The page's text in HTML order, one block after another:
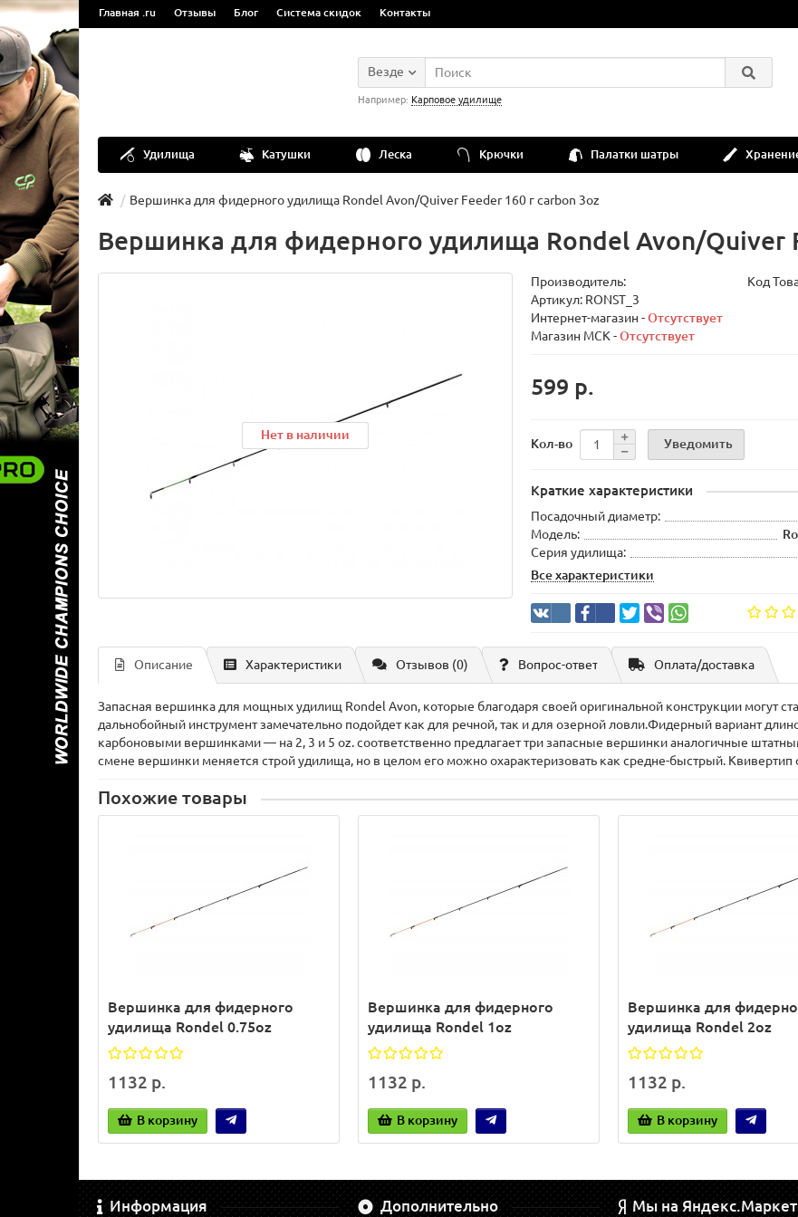
Главная .ru Отзывы Блог Система скидок Контакты
Везде
Например: Карповое удилище
Удилища Катушки Леска Крючки Палатки шатры
Вершинка для фидерного удилища Rondel Avon/Quiver Feeder 160 г carbon 3oz
Вершинка для фидерного удилища Rondel Avon/Quiver
Нет в наличии
Нет в наличии
Нет в наличии
Производитель: Код
Артикул: RONST_3
Интернет-магазин -Отсутствует
Магазин МСК -Отсутствует
599 р.
Кол-во Уведомить
Краткие характеристики
Посадочный диаметр:
Модель:
Серия удилища:
Все характеристики
Описание Характеристики Отзывов (0) Вопрос-ответ Оплата/доставка
Запасная вершинка для мощных удилищ Rondel Avon, которые благодаря своей оригинальной конструкции могут
дальнобойный инструмент замечательно подойдет как для речной, так и для озерной ловли.Фидерный вариант
карбоновыми вершинками — на 2, 3 и 5 oz. соответственно предлагает три запасные вершинки аналогичные
смене вершинки меняется строй удилища, но в целом его можно охарактеризовать как средне-быстрый.
Похожие товары
Вершинка для фидерного
удилища Rondel 0.75oz
1132 р.
В корзину
Вершинка для фидерного
удилища Rondel 1oz
1132 р.
В корзину
Вершинка для
удилища Rondel 2oz
1132 р.
В корзину
Информация Дополнительно Мы на